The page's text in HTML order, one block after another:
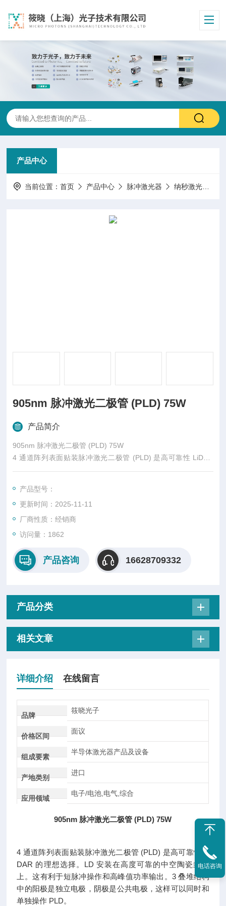
产品中心
当前位置：首页 产品中心 脉冲激光器 纳秒激光器
905nm 脉冲激光二极管 (PLD) 75W
产品简介
905nm 脉冲激光二极管 (PLD) 75W
4 通道阵列表面贴装脉冲激光二极管 (PLD) 是高可靠性 LiDAR
的理想选择。LD 安装在高度可靠的中空陶瓷封装上。这有利于
极，阴极是公共电极，这样可以同时和单独操作 PLD。
产品型号：
更新时间：2025-11-11
厂商性质：经销商
访问量：1862
产品咨询 16628709332
产品分类
相关文章
详细介绍 在线留言
品牌
筱晓光子
价格区间
面议
组成要素
半导体激光器产品及设备
产地类别
进口
应用领域
电子/电池,电气,综合
905nm 脉冲激光二极管 (PLD) 75W
4 通道阵列表面贴装脉冲激光二极管 (PLD) 是高可靠性 Li
DAR 的理想选择。LD 安装在高度可靠的中空陶瓷封装
上。这有利于短脉冲操作和高峰值功率输出。3 叠堆结构
中的阳极是独立电极，阴极是公共电极，这样可以同时和
单独操作 PLD。
电话咨询